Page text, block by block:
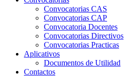
Convocatorias CAS
Convocatorias CAP
Convocatoria Docentes
Convocatorias Directivos
Convocatorias Practicas
Aplicativos
Documentos de Utilidad
Contactos